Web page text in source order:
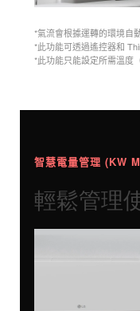
*氣流會根據運轉的環境自
*此功能可透過遙控器和
*此功能只能設定所需溫度
智慧電量管理 (KW
輕鬆管理